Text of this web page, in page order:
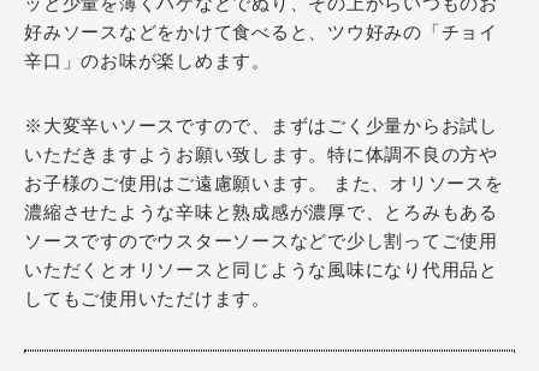
好みソースなどをかけて食べると、ツウ好みの「チョイ
辛口」のお味が楽しめます。
※大変辛いソースですので、まずはごく少量からお試し
いただきますようお願い致します。特に体調不良の方や
お子様のご使用はご遠慮願います。 また、オリソースを
濃縮させたような辛味と熟成感が濃厚で、とろみもある
ソースですのでウスターソースなどで少し割ってご使用
いただくとオリソースと同じような風味になり代用品と
してもご使用いただけます。